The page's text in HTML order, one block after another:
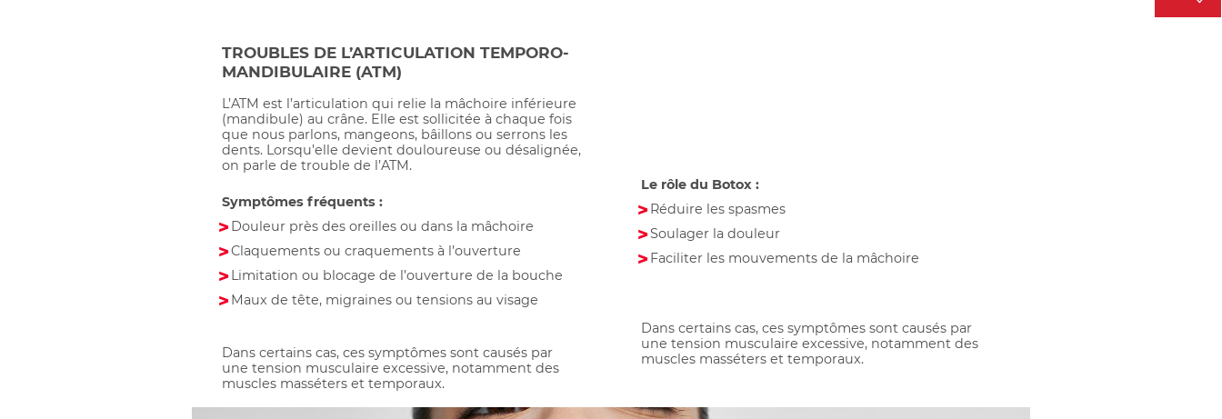
TROUBLES DE L’ARTICULATION TEMPORO-
MANDIBULAIRE (ATM)
L’ATM est l’articulation qui relie la mâchoire inférieure
(mandibule) au crâne. Elle est sollicitée à chaque fois
que nous parlons, mangeons, bâillons ou serrons les
dents. Lorsqu’elle devient douloureuse ou désalignée,
on parle de trouble de l’ATM.
Symptômes fréquents :
Douleur près des oreilles ou dans la mâchoire
Claquements ou craquements à l’ouverture
Limitation ou blocage de l’ouverture de la bouche
Maux de tête, migraines ou tensions au visage
Dans certains cas, ces symptômes sont causés par
une tension musculaire excessive, notamment des
muscles masséters et temporaux.
Le rôle du Botox :
Réduire les spasmes
Soulager la douleur
Faciliter les mouvements de la mâchoire
Dans certains cas, ces symptômes sont causés par
une tension musculaire excessive, notamment des
muscles masséters et temporaux.